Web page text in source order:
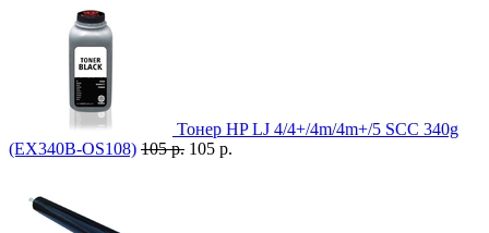
Тонер HP LJ 4/4+/4m/4m+/5 SCC 340g
(EX340B-OS108) 105 р. 105 р.